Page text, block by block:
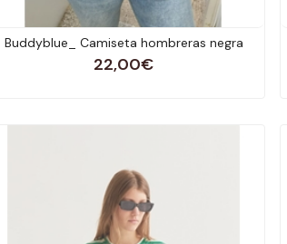
Buddyblue_ Camiseta hombreras negra
22,00€